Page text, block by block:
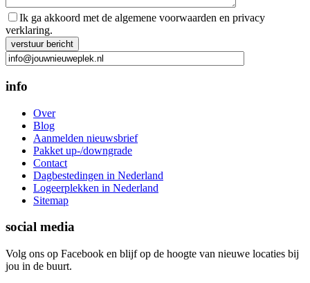
Ik ga akkoord met de algemene voorwaarden en privacy
verklaring.
Gelieve dit veld leeg te laten.
info
Over
Blog
Aanmelden nieuwsbrief
Pakket up-/downgrade
Contact
Dagbestedingen in Nederland
Logeerplekken in Nederland
Sitemap
social media
Volg ons op Facebook en blijf op de hoogte van nieuwe locaties bij
jou in de buurt.